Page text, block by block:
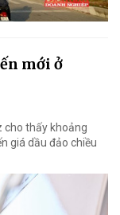
mới ở
cho thấy khoảng
giá dầu đảo chiều